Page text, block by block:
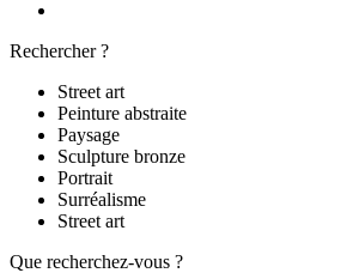
Rechercher ?
Street art
Peinture abstraite
Paysage
Sculpture bronze
Portrait
Surréalisme
Street art
Que recherchez-vous ?